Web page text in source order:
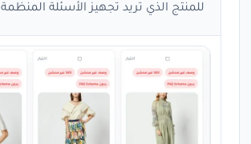
للمنتج الذي تريد تجهيز الأسئلة المنظمة له.